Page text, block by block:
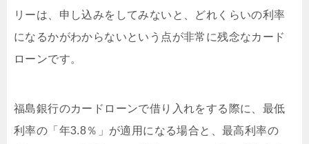
リーは、申し込みをしてみないと、どれくらいの利率
になるかがわからないという点が非常に残念なカード
ローンです。
福島銀行のカードローンで借り入れをする際に、最低
利率の「年3.8％」が適用になる場合と、最高利率の